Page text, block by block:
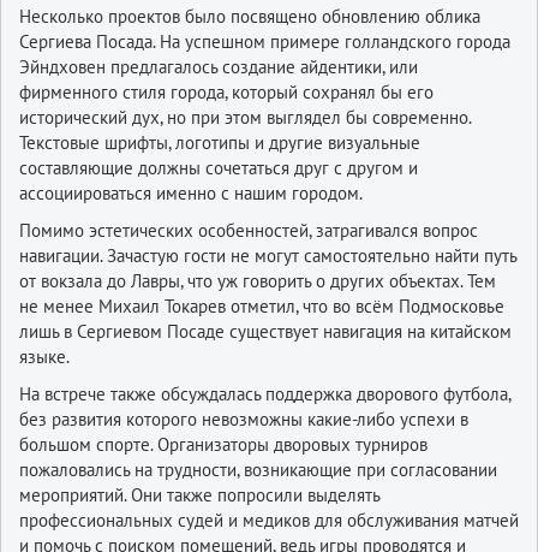
Несколько проектов было посвящено обновлению облика
Сергиева Посада. На успешном примере голландского города
Эйндховен предлагалось создание айдентики, или
фирменного стиля города, который сохранял бы его
исторический дух, но при этом выглядел бы современно.
Текстовые шрифты, логотипы и другие визуальные
составляющие должны сочетаться друг с другом и
ассоциироваться именно с нашим городом.
Помимо эстетических особенностей, затрагивался вопрос
навигации. Зачастую гости не могут самостоятельно найти путь
от вокзала до Лавры, что уж говорить о других объектах. Тем
не менее Михаил Токарев отметил, что во всём Подмосковье
лишь в Сергиевом Посаде существует навигация на китайском
языке.
На встрече также обсуждалась поддержка дворового футбола,
без развития которого невозможны какие-либо успехи в
большом спорте. Организаторы дворовых турниров
пожаловались на трудности, возникающие при согласовании
мероприятий. Они также попросили выделять
профессиональных судей и медиков для обслуживания матчей
и помочь с поиском помещений, ведь игры проводятся и